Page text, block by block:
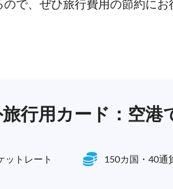
で、ぜひ旅行費用の節約にお
行用カード：空港
ットレート 150カ国・40通